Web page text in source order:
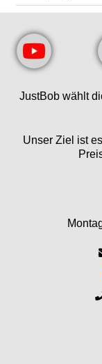
JustBob wählt
Unser Ziel ist